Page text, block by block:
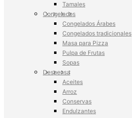
Tamales
Congelados
Congelados Árabes
Congelados tradicionales
Masa para Pizza
Pulpa de Frutas
Sopas
Despensa
Aceites
Arroz
Conservas
Endulzantes